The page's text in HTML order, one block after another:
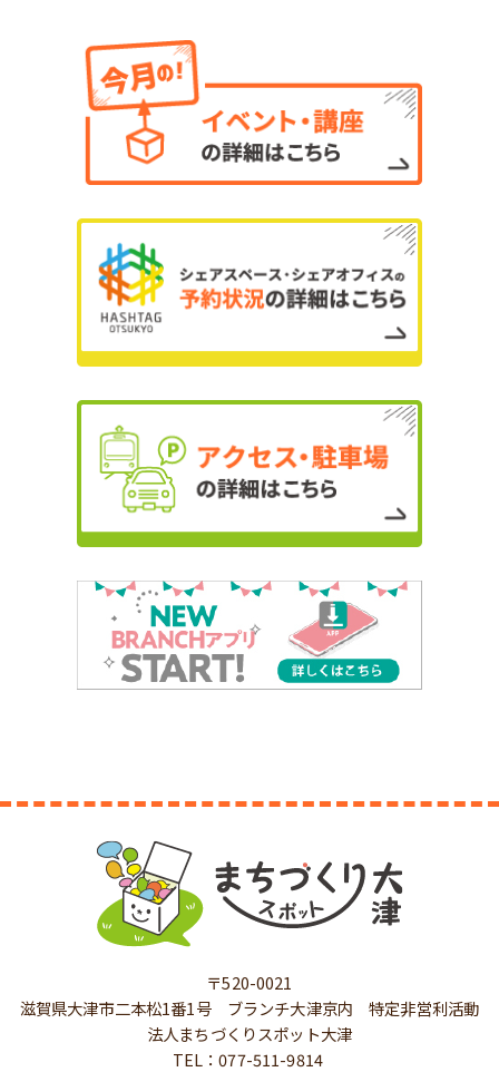
〒520-0021
滋賀県大津市二本松1番1号 ブランチ大津京内 特定非営利活動
法人まちづくりスポット大津
TEL：077-511-9814